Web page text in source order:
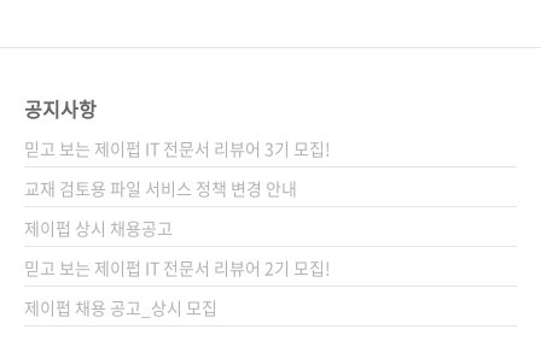
공지사항
믿고 보는 제이펍 IT 전문서 리뷰어 3기 모집!
교재 검토용 파일 서비스 정책 변경 안내
제이펍 상시 채용공고
믿고 보는 제이펍 IT 전문서 리뷰어 2기 모집!
제이펍 채용 공고_상시 모집